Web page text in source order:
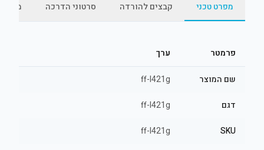
מפרט טכני קבצים להורדה סרטוני הדרכה
פרמטר ערך
שם המוצר ff-l421g
דגם ff-l421g
SKU
ff-l421g